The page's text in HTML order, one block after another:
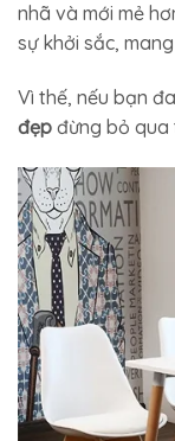
nhã và mới mẻ
sự khởi sắc,
Vì thế, nếu bạn
đẹp đừng bỏ qua